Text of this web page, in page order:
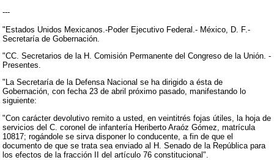
---
"Estados Unidos Mexicanos.-Poder Ejecutivo Federal.- México, D. F.-
Secretaría de Gobernación.
"CC. Secretarios de la H. Comisión Permanente del Congreso de la Unión. -
Presentes.
"La Secretaría de la Defensa Nacional se ha dirigido a ésta de
Gobernación, con fecha 23 de abril próximo pasado, manifestando lo
siguiente:
"Con carácter devolutivo remito a usted, en veintitrés fojas útiles, la hoja de
servicios del C. coronel de infantería Heriberto Araóz Gómez, matrícula
10817; rogándole se sirva disponer lo conducente, a fin de que el
documento de que se trata sea enviado al H. Senado de la República para
los efectos de la fracción II del artículo 76 constitucional".